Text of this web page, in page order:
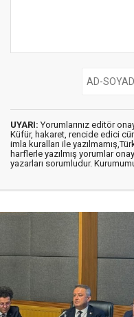
UYARI: Yorumlarınız editör
Küfür, hakaret, rencide edici
imla kuralları ile
harflerle yazılmış yorumlar
yazarları sorumludur.